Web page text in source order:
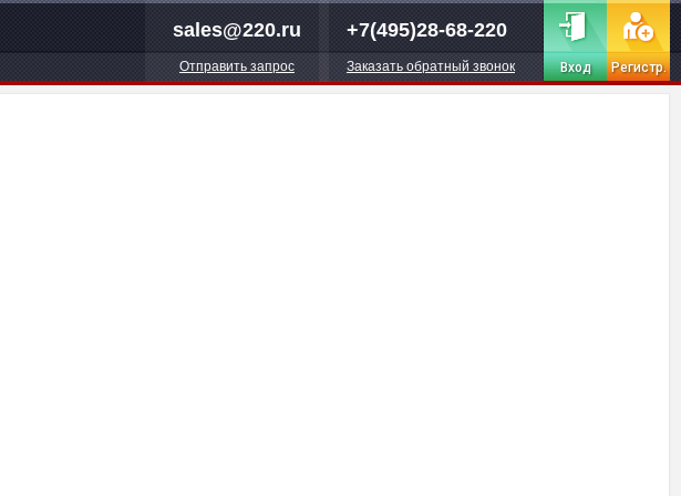
sales@220.ru
Отправить запрос
+7(495)28-68-220
Заказать обратный звонок Вход Регистр.